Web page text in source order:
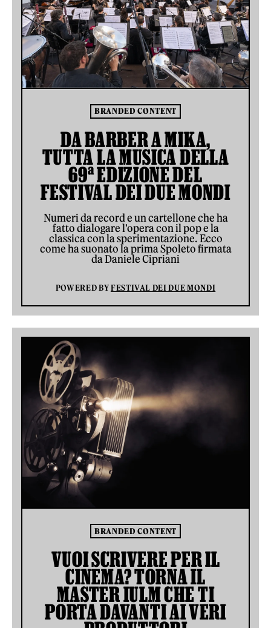
BRANDED CONTENT
DA BARBER A MIKA,
TUTTA LA MUSICA DELLA
69ª EDIZIONE DEL
FESTIVAL DEI DUE MONDI
Numeri da record e un cartellone che ha
fatto dialogare l'opera con il pop e la
classica con la sperimentazione. Ecco
come ha suonato la prima Spoleto firmata
da Daniele Cipriani
POWERED BYFESTIVAL DEI DUE MONDI
BRANDED CONTENT
VUOI SCRIVERE PER IL
CINEMA? TORNA IL
MASTER IULM CHE TI
PORTA DAVANTI AI VERI